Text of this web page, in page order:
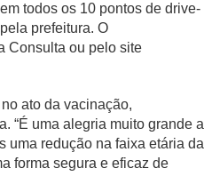
todos os 10 pontos de drive-
prefeitura. O
Consulta ou pelo site
ato da vacinação,
“É uma alegria muito grande a
uma redução na faixa etária da
forma segura e eficaz de